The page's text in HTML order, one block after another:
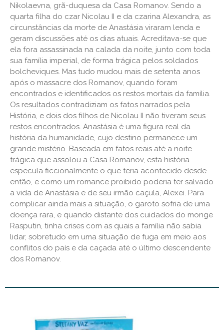
Nikolaevna, grã-duquesa da Casa Romanov. Sendo a
quarta filha do czar Nicolau II e da czarina Alexandra, as
circunstâncias da morte de Anastásia viraram lenda e
geram discussões até os dias atuais. Acreditava-se que
ela fora assassinada na calada da noite, junto com toda
sua família imperial, de forma trágica pelos soldados
bolcheviques. Mas tudo mudou mais de setenta anos
após o massacre dos Romanov, quando foram
encontrados e identificados os restos mortais da família.
Os resultados contradiziam os fatos narrados pela
História, e dois dos filhos de Nicolau II não tiveram seus
restos encontrados. Anastásia é uma figura real da
história da humanidade, cujo destino permanece um
grande mistério. Baseada em fatos reais até a noite
trágica que assolou a Casa Romanov, esta história
especula ficcionalmente o que teria acontecido desde
então, e como um romance proibido poderia ter salvado
a vida de Anastásia e de seu irmão caçula, Alexei. Para
complicar ainda mais a situação, o garoto sofria de uma
doença rara, e quando distante dos cuidados do monge
Rasputin, tinha crises com as quais a família não sabia
lidar, sobretudo em uma situação de fuga em meio aos
conflitos do país e da caçada até o último descendente
dos Romanov.